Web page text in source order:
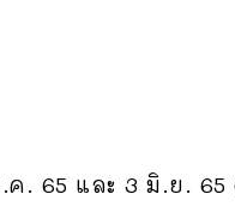
. 65 และ 3 มิ.ย.